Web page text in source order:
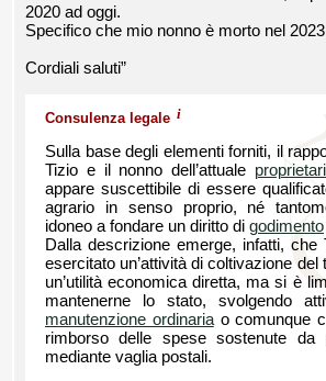
2020 ad oggi.
Specifico che mio nonno è morto nel
Cordiali saluti”
Consulenza legale i
Sulla base degli elementi forniti, il
Tizio e il nonno dell’attuale
appare suscettibile di essere
agrario in senso proprio, né
idoneo a fondare un diritto di godimento
Dalla descrizione emerge, infatti, che
esercitato un’attività di coltivazione del
un’utilità economica diretta, ma si è
mantenerne lo stato, svolgendo
manutenzione ordinariao comunque
rimborso delle spese sostenute da
mediante vaglia postali.